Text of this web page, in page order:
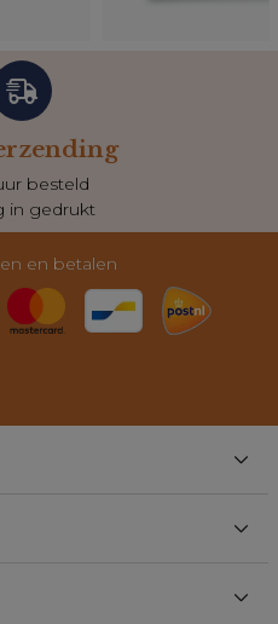
besteld
in gedrukt
en betalen